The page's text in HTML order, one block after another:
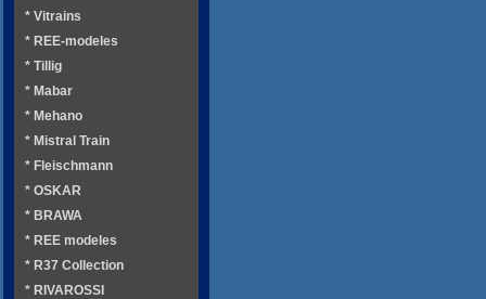
* Vitrains
* REE-modeles
* Tillig
* Mabar
* Mehano
* Mistral Train
* Fleischmann
* OSKAR
* BRAWA
* REE modeles
* R37 Collection
* RIVAROSSI